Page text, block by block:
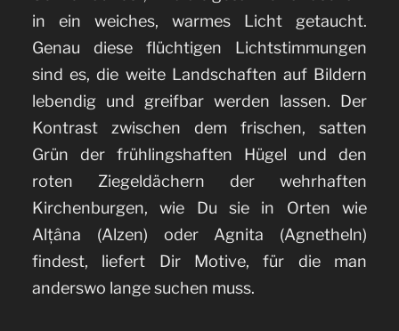
in ein weiches, warmes Licht getaucht.
Genau diese flüchtigen Lichtstimmungen
sind es, die weite Landschaften auf Bildern
lebendig und greifbar werden lassen. Der
Kontrast zwischen dem frischen, satten
Grün der frühlingshaften Hügel und den
roten Ziegeldächern der wehrhaften
Kirchenburgen, wie Du sie in Orten wie
Alțâna (Alzen) oder Agnita (Agnetheln)
findest, liefert Dir Motive, für die man
anderswo lange suchen muss.